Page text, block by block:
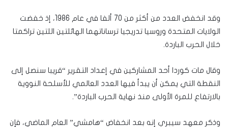
وقد انخفض العدد من أكثر من 70 ألفا في عام 1986، إذ خفضت
الولايات المتحدة وروسيا تدريجيا ترساناتهما الهائلتين اللتين تراكمتا
خلال الحرب الباردة.
وقال مات كوردا أحد المشاركين في إعداد التقرير “قريبا سنصل إلى
النقطة التي يمكن أن يبدأ فيها العدد العالمي للأسلحة النووية
بالارتفاع للمرة الأولى منذ نهاية الحرب الباردة”.
وذكر معهد سيبري إنه بعد انخفاض “هامشي” العام الماضي، فإن